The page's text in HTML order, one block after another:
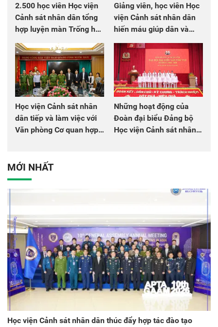
2.500 học viên Học viện
Cảnh sát nhân dân tổng
hợp luyện màn Trống hội
Giảng viên, học viên Học
viện Cảnh sát nhân dân
hiến máu giúp dân và
Học viện Cảnh sát nhân
dân tiếp và làm việc với
Văn phòng Cơ quan hợp
Những hoạt động của
Đoàn đại biểu Đảng bộ
Học viện Cảnh sát nhân
MỚI NHẤT
Học viện Cảnh sát nhân dân thúc đẩy hợp tác đào tạo